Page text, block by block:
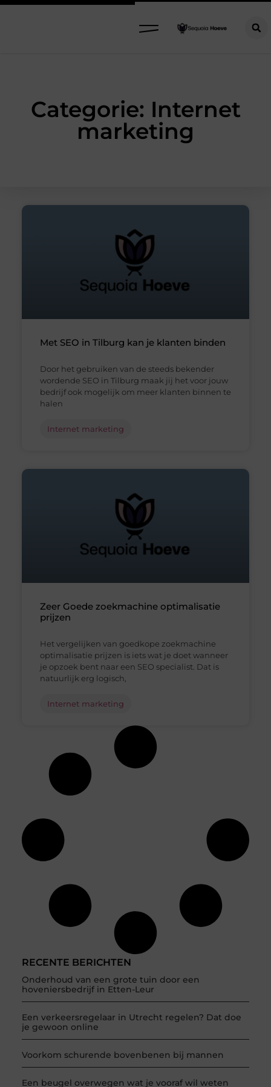
Categorie: Internet
marketing
RECENTE BERICHTEN
Onderhoud van een grote tuin door een
hoveniersbedrijf in Etten-Leur
Een verkeersregelaar in Utrecht regelen? Dat doe
je gewoon online
Voorkom schurende bovenbenen bij mannen
Een beugel overwegen wat je vooraf wil weten
Met SEO in Tilburg kan je klanten binden
Door het gebruiken van de steeds bekender
wordende SEO in Tilburg maak jij het voor jouw
bedrijf ook mogelijk om meer klanten binnen te
halen
Internet marketing
Zeer Goede zoekmachine optimalisatie
prijzen
Het vergelijken van goedkope zoekmachine
optimalisatie prijzen is iets wat je doet wanneer
je opzoek bent naar een SEO specialist. Dat is
natuurlijk erg logisch,
Internet marketing